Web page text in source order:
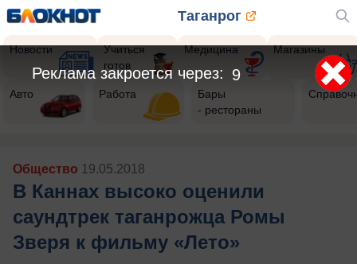
Таганрог
Новости
Учиться
готов
Медицина Магазины
Авто Работа
Бары
- рестораны
Общество 19.05.2018
В Каннах высоко оценили
саундтрек таганрожца Ромы
Зверя к фильму «Лето»
7
Реклама закроется через: